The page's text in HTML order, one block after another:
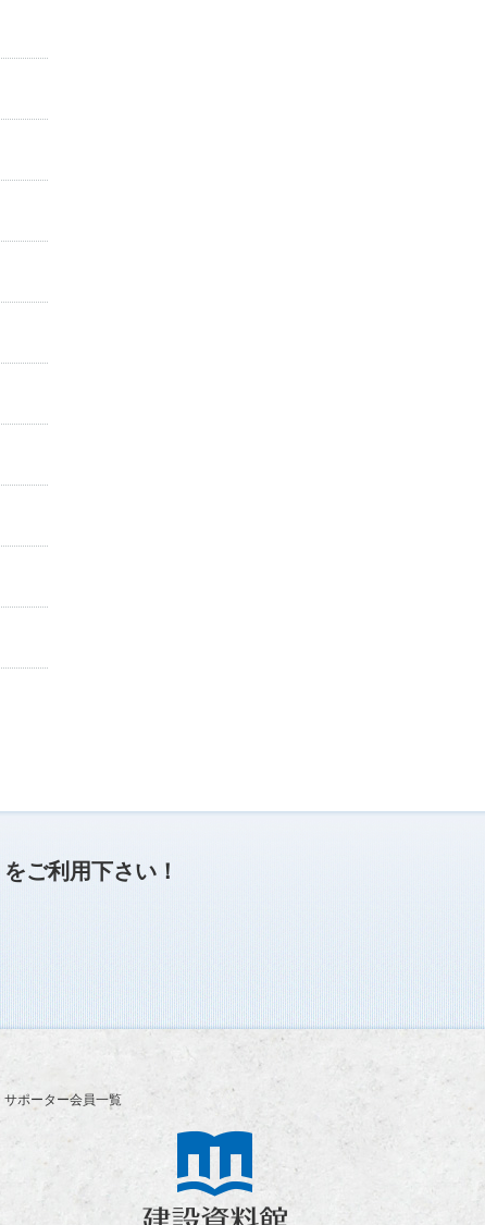
をご利用下さい！
サポーター会員一覧